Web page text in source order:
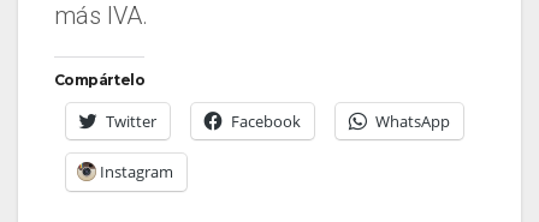
más IVA.
Compártelo
Twitter Facebook WhatsApp
Instagram